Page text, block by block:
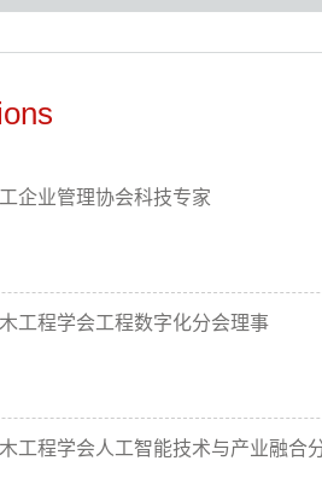
企业管理协会科技专家
工程学会工程数字化分会理事
工程学会人工智能技术与产业融合